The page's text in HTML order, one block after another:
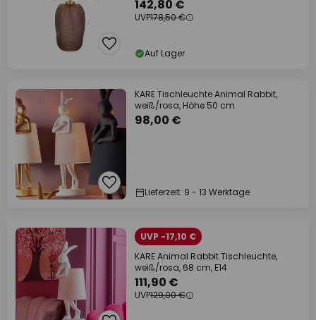
142,80 €
UVP178,50 €
Auf Lager
KARE Tischleuchte Animal Rabbit,
weiß/rosa, Höhe 50 cm
98,00 €
Lieferzeit: 9 - 13 Werktage
UVP -17,10 €
KARE Animal Rabbit Tischleuchte,
weiß/rosa, 68 cm, E14
111,90 €
UVP129,00 €